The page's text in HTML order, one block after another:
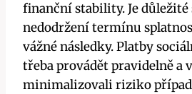
finanční stability. Je
nedodržení termínu
vážné následky. Platby
třeba provádět pravidelně a
minimalizovali riziko